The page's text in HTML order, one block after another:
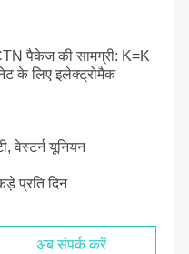
पैकेज की सामग्री: K=K
के लिए इलेक्ट्रोमैक
वेस्टर्न यूनियन
प्रति दिन
अब संपर्क करें